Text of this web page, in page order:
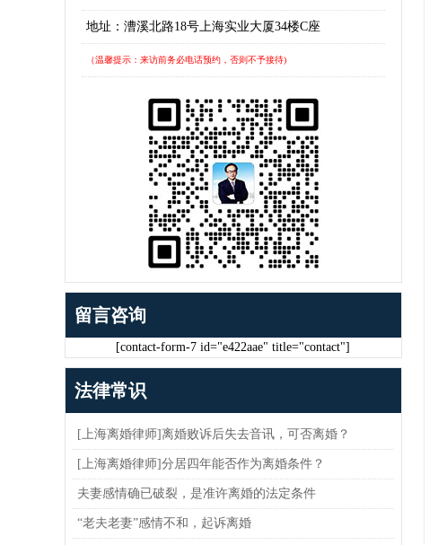
地址：漕溪北路18号上海实业大厦34楼C座
（温馨提示：来访前务必电话预约，否则不予接待)
留言咨询
[contact-form-7 id="e422aae" title="contact"]
法律常识
[上海离婚律师]离婚败诉后失去音讯，可否离婚？
[上海离婚律师]分居四年能否作为离婚条件？
夫妻感情确已破裂，是准许离婚的法定条件
“老夫老妻”感情不和，起诉离婚